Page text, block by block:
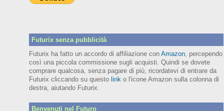
Futurix senza pubblicità
Futurix ha fatto un accordo di affiliazione con Amazon, percependo
così una piccola commissione sugli acquisti. Quindi se dovete
comprare qualcosa, senza pagare di più, ricordatevi di entrare da
Futurix cliccando su questo link o l'icone Amazon sulla colonna di
destra, aiutando Futurix.
Benvenuti nel Futuro